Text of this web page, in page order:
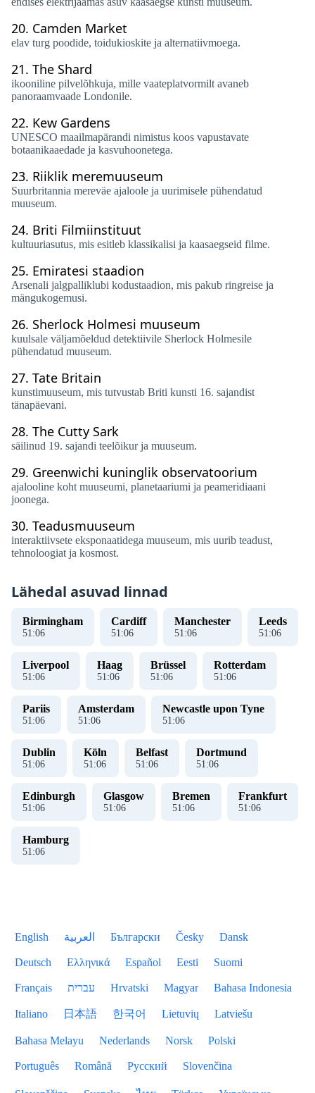
20. Camden Market
elav turg poodide, toidukioskite ja alternatiivmoega.
21. The Shard
ikooniline pilvelõhkuja, mille vaateplatvormilt avaneb
panoraamvaade Londonile.
22. Kew Gardens
UNESCO maailmapärandi nimistus koos vapustavate
botaanikaaedade ja kasvuhoonetega.
23. Riiklik meremuuseum
Suurbritannia mereväe ajaloole ja uurimisele pühendatud
muuseum.
24. Briti Filmiinstituut
kultuuriasutus, mis esitleb klassikalisi ja kaasaegseid filme.
25. Emiratesi staadion
Arsenali jalgpalliklubi kodustaadion, mis pakub ringreise ja
mängukogemusi.
26. Sherlock Holmesi muuseum
kuulsale väljamõeldud detektiivile Sherlock Holmesile
pühendatud muuseum.
27. Tate Britain
kunstimuuseum, mis tutvustab Briti kunsti 16. sajandist
tänapäevani.
28. The Cutty Sark
säilinud 19. sajandi teelõikur ja muuseum.
29. Greenwichi kuninglik observatoorium
ajalooline koht muuseumi, planetaariumi ja peameridiaani
joonega.
30. Teadusmuuseum
interaktiivsete eksponaatidega muuseum, mis uurib teadust,
tehnoloogiat ja kosmost.
Lähedal asuvad linnad
Birmingham
51:06
Cardiff
51:06
Manchester
51:06
Leeds
51:06
Liverpool
51:06
Haag
51:06
Brüssel
51:06
Rotterdam
51:06
Pariis
51:06
Amsterdam
51:06
Newcastle upon Tyne
51:06
Dublin
51:06
Köln
51:06
Belfast
51:06
Dortmund
51:06
Edinburgh
51:06
Glasgow
51:06
Bremen
51:06
Frankfurt
51:06
Hamburg
51:06
English العربية Български Česky Dansk
Deutsch Ελληνικά Español Eesti Suomi
Français עברית Hrvatski Magyar Bahasa Indonesia
Italiano 日本語 한국어 Lietuvių Latviešu
Bahasa Melayu Nederlands Norsk Polski
Português Română Русский Slovenčina